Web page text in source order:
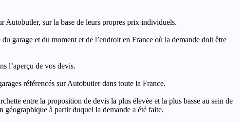
Autobutler, sur la base de leurs propres prix individuels.
garage et du moment et de l’endroit en France où la demande doit être
l’aperçu de vos devis.
référencés sur Autobutler dans toute la France.
entre la proposition de devis la plus élevée et la plus basse au sein de
à partir duquel la demande a été faite.